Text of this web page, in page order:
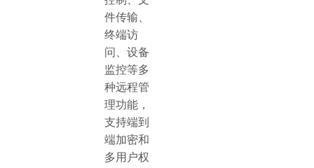
件传输、
终端访
问、设备
监控等多
种远程管
理功能，
支持端到
端加密和
多用户权